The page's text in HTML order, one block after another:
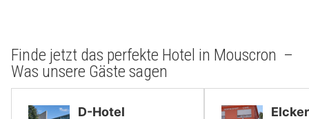
Finde jetzt das perfekte Hotel in Mouscron –
Was unsere Gäste sagen
D-Hotel